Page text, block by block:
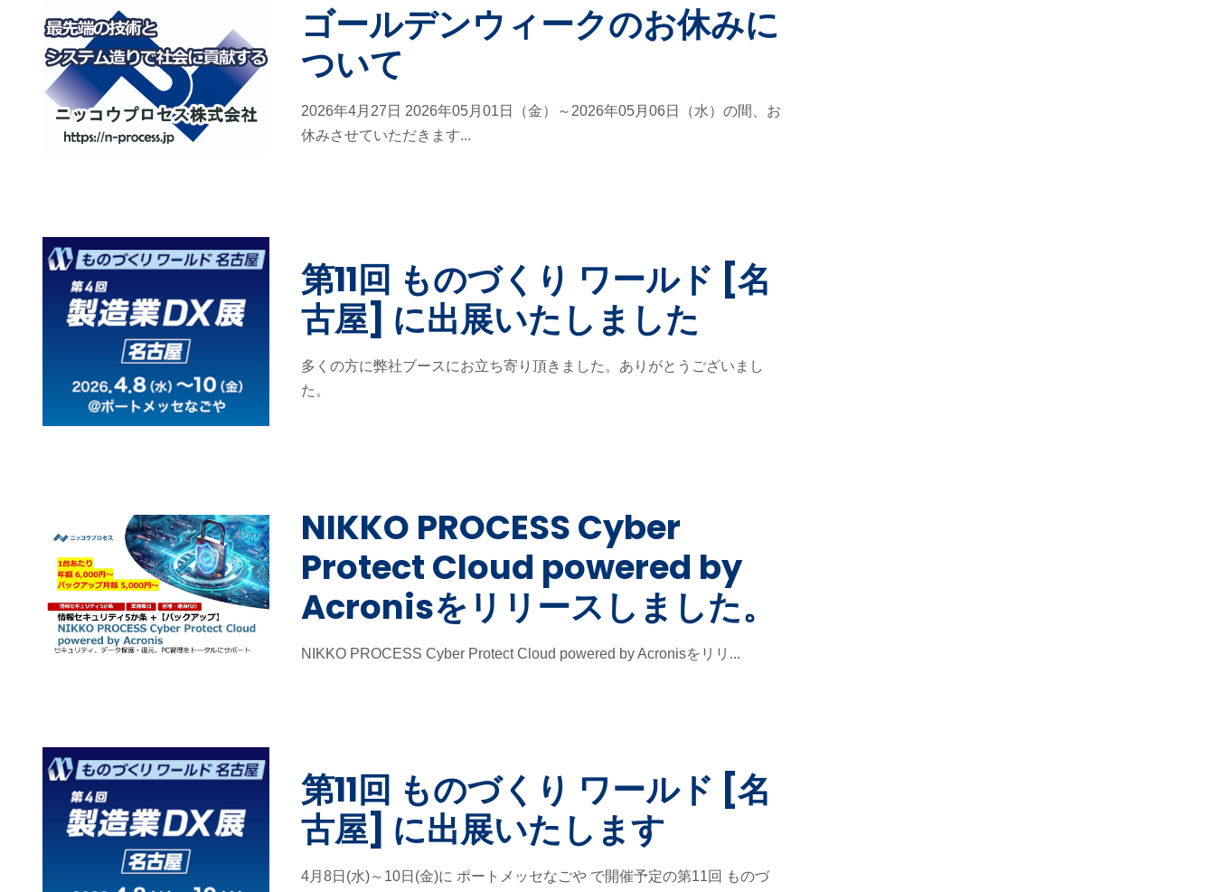
ゴールデンウィークのお休みに
ついて
2026年4月27日 2026年05月01日（金）～2026年05月06日（水）の間、お
休みさせていただきます...
第11回 ものづくり ワールド [名
古屋] に出展いたしました
多くの方に弊社ブースにお立ち寄り頂きました。ありがとうございまし
た。
NIKKO PROCESS Cyber
Protect Cloud powered by
Acronisをリリースしました。
NIKKO PROCESS Cyber Protect Cloud powered by Acronisをリリ...
第11回 ものづくり ワールド [名
古屋] に出展いたします
4月8日(水)～10日(金)に ポートメッセなごや で開催予定の第11回 ものづ